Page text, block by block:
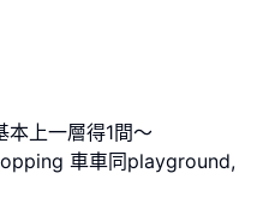
本上一層得1間～
車車同playground,